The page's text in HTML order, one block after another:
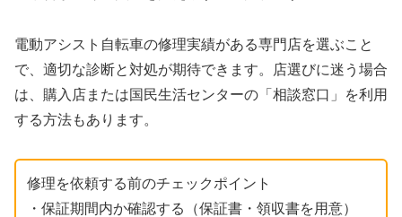
電動アシスト自転車の修理実績がある専門店を選ぶこと
で、適切な診断と対処が期待できます。店選びに迷う場合
は、購入店または国民生活センターの「相談窓口」を利用
する方法もあります。
修理を依頼する前のチェックポイント
・保証期間内か確認する（保証書・領収書を用意）